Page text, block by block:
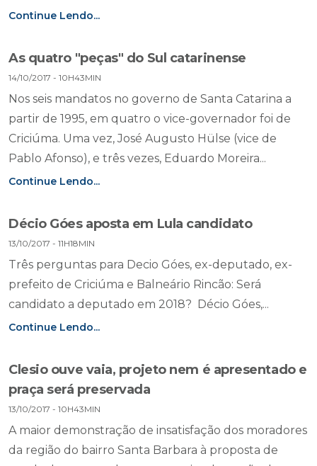
Continue Lendo...
As quatro "peças" do Sul catarinense
14/10/2017 - 10H43MIN
Nos seis mandatos no governo de Santa Catarina a
partir de 1995, em quatro o vice-governador foi de
Criciúma. Uma vez, José Augusto Hülse (vice de
Pablo Afonso), e três vezes, Eduardo Moreira...
Continue Lendo...
Décio Góes aposta em Lula candidato
13/10/2017 - 11H18MIN
Três perguntas para Decio Góes, ex-deputado, ex-
prefeito de Criciúma e Balneário Rincão: Será
candidato a deputado em 2018? Décio Góes,...
Continue Lendo...
Clesio ouve vaia, projeto nem é apresentado e
praça será preservada
13/10/2017 - 10H43MIN
A maior demonstração de insatisfação dos moradores
da região do bairro Santa Barbara à proposta de